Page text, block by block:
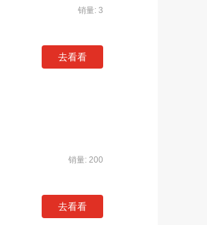
销量: 3
去看看
销量: 200
去看看